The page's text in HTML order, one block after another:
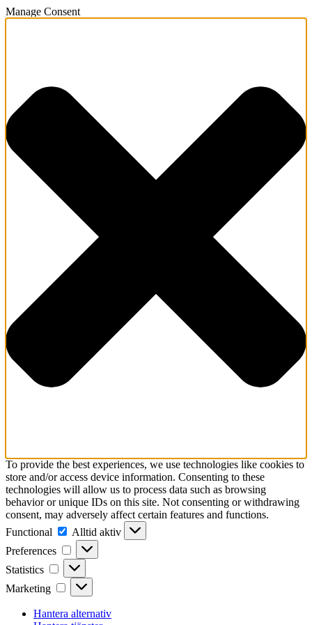
Manage Consent
To provide the best experiences, we use technologies like cookies to
store and/or access device information. Consenting to these
technologies will allow us to process data such as browsing
behavior or unique IDs on this site. Not consenting or withdrawing
consent, may adversely affect certain features and functions.
Functional
Functional
Alltid aktiv
Preferences
Preferences
Statistics Statistics
Marketing Marketing
Hantera alternativ